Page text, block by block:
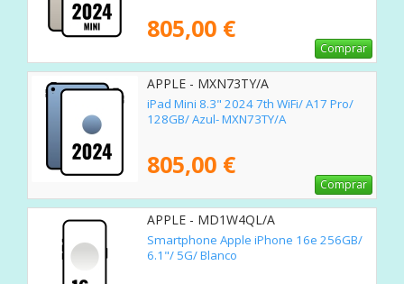
805,00 €
Comprar
APPLE - MXN73TY/A
iPad Mini 8.3" 2024 7th WiFi/ A17 Pro/
128GB/ Azul- MXN73TY/A
805,00 €
Comprar
APPLE - MD1W4QL/A
Smartphone Apple iPhone 16e 256GB/
6.1"/ 5G/ Blanco